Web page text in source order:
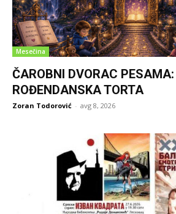
Mesečina
ČAROBNI DVORAC PESAMA:
ROĐENDANSKA TORTA
Zoran Todorović - avg 8, 2026